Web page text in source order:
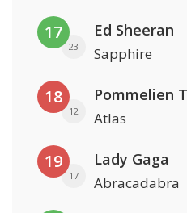
17
23
Ed Sheeran
Sapphire
18
12
Pommelien
Atlas
19
17
Lady Gaga
Abracadabra